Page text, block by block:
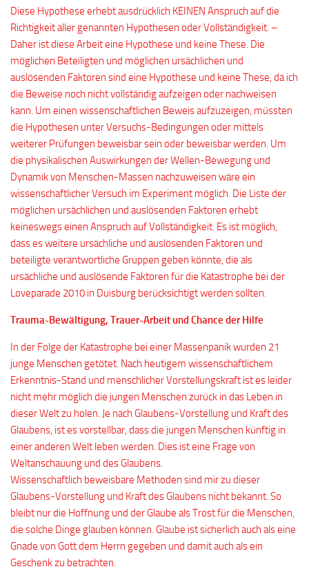
Diese Hypothese erhebt ausdrücklich KEINEN Anspruch auf die
Richtigkeit aller genannten Hypothesen oder Vollständigkeit. –
Daher ist diese Arbeit eine Hypothese und keine These. Die
möglichen Beteiligten und möglichen ursächlichen und
auslösenden Faktoren sind eine Hypothese und keine These, da ich
die Beweise noch nicht vollständig aufzeigen oder nachweisen
kann. Um einen wissenschaftlichen Beweis aufzuzeigen, müssten
die Hypothesen unter Versuchs-Bedingungen oder mittels
weiterer Prüfungen beweisbar sein oder beweisbar werden. Um
die physikalischen Auswirkungen der Wellen-Bewegung und
Dynamik von Menschen-Massen nachzuweisen wäre ein
wissenschaftlicher Versuch im Experiment möglich. Die Liste der
möglichen ursächlichen und auslösenden Faktoren erhebt
keineswegs einen Anspruch auf Vollständigkeit. Es ist möglich,
dass es weitere ursächliche und auslösenden Faktoren und
beteiligte verantwortliche Gruppen geben könnte, die als
ursächliche und auslösende Faktoren für die Katastrophe bei der
Loveparade 2010 in Duisburg berücksichtigt werden sollten.
Trauma-Bewältigung, Trauer-Arbeit und Chance der Hilfe
In der Folge der Katastrophe bei einer Massenpanik wurden 21
junge Menschen getötet. Nach heutigem wissenschaftlichem
Erkenntnis-Stand und menschlicher Vorstellungskraft ist es leider
nicht mehr möglich die jungen Menschen zurück in das Leben in
dieser Welt zu holen. Je nach Glaubens-Vorstellung und Kraft des
Glaubens, ist es vorstellbar, dass die jungen Menschen künftig in
einer anderen Welt leben werden. Dies ist eine Frage von
Weltanschauung und des Glaubens.
Wissenschaftlich beweisbare Methoden sind mir zu dieser
Glaubens-Vorstellung und Kraft des Glaubens nicht bekannt. So
bleibt nur die Hoffnung und der Glaube als Trost für die Menschen,
die solche Dinge glauben können. Glaube ist sicherlich auch als eine
Gnade von Gott dem Herrn gegeben und damit auch als ein
Geschenk zu betrachten.